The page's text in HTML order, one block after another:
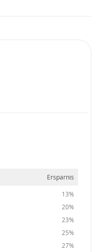
Ersparnis
13%
20%
23%
25%
27%